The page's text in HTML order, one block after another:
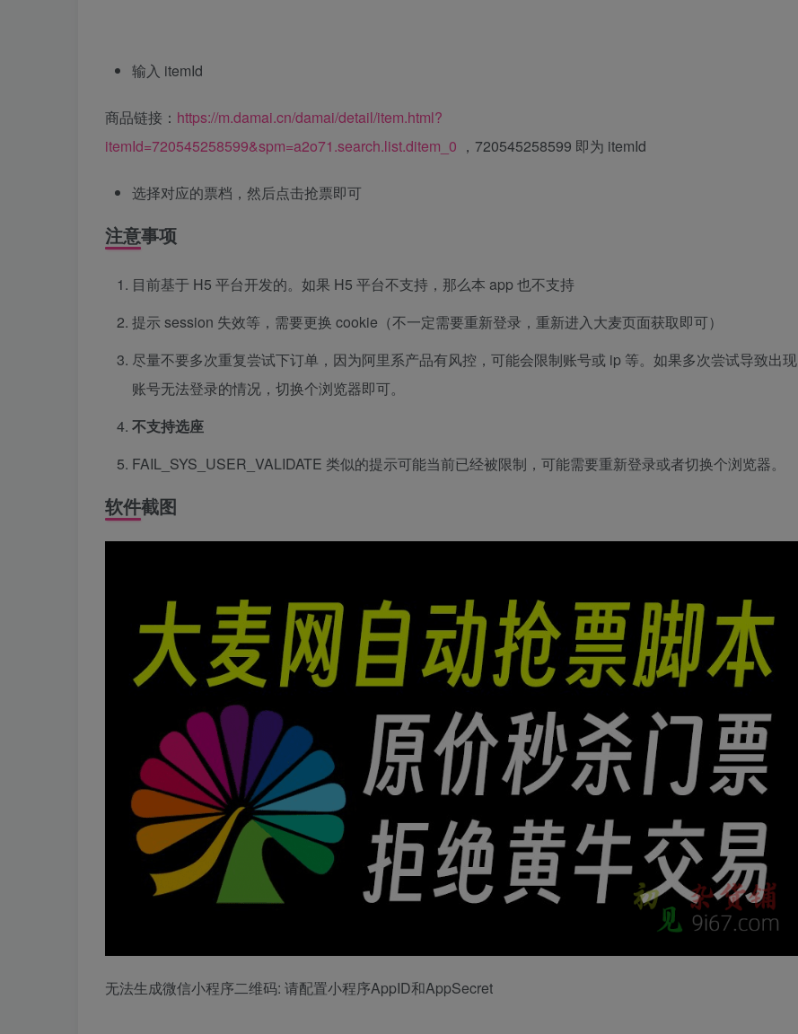
输入 itemId
商品链接： https://m.damai.cn/damai/detail/item.html?
itemId=720545258599&spm=a2o71.search.list.ditem_0 ，720545258599 即为 itemId
选择对应的票档，然后点击抢票即可
注意事项
目前基于 H5 平台开发的。如果 H5 平台不支持，那么本 app 也不支持
提示 session 失效等，需要更换 cookie（不一定需要重新登录，重新进入大麦页面获取即可）
尽量不要多次重复尝试下订单，因为阿里系产品有风控，可能会限制账号或 ip 等。如果多次尝试导致出现
账号无法登录的情况，切换个浏览器即可。
不支持选座
FAIL_SYS_USER_VALIDATE 类似的提示可能当前已经被限制，可能需要重新登录或者切换个浏览器。
软件截图
无法生成微信小程序二维码: 请配置小程序AppID和AppSecret